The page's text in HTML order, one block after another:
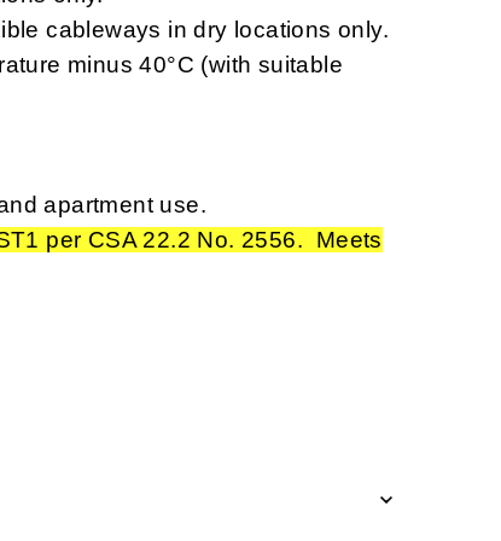
cableways in dry locations only.
minus 40°C (with suitable
apartment use.
per CSA 22.2 No. 2556. Meets